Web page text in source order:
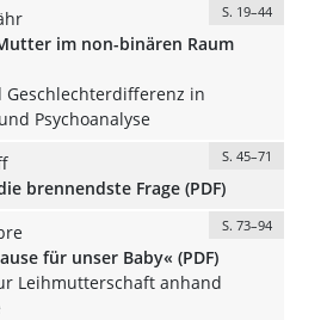
S. 19–44
im non-binären Raum
in
Psychoanalyse
S. 45–71
brennendste Frage (PDF)
S. 73–94
für unser Baby« (PDF)
Leihmutterschaft anhand